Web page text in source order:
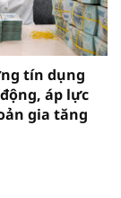
tín dụng
áp lực
gia tăng